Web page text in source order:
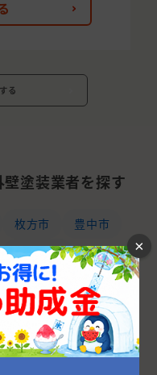
る
塗装業者を探す
枚方市
豊中市
寝屋川市
箕面市
松原市
泉佐野市
×